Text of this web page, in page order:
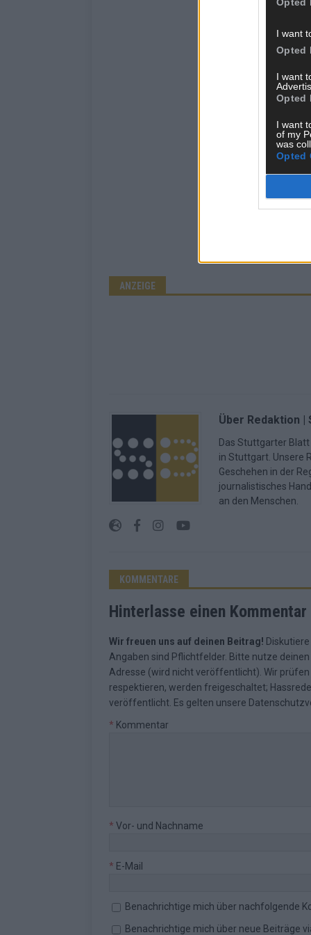
I want
Opted
I want
Opted
I want
of my
was
Opted
ANZEIGE
Über Redaktion
Das Stuttgarter
in Stuttgart. Unsere
Geschehen in der
journalistisches
an den Menschen.
KOMMENTARE
Hinterlasse einen Kommentar
Wir freuen uns auf deinen Beitrag!
Angaben sind Pflichtfelder. Bitte nutze
Adresse (wird nicht veröffentlicht). Wir
respektieren, werden freigeschaltet;
veröffentlicht. Es gelten unsere
* Kommentar
* Vor- und Nachname
* E-Mail
Benachrichtige mich über nachfolgende
Benachrichtige mich über neue Beiträge